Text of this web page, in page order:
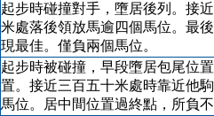
起步時碰撞對手，墮居後列。接
米處落後領放馬逾四個馬位。最
現最佳。僅負兩個馬位。
起步時被碰撞，早段墮居包尾位
置。接近三百五十米處時靠近他
馬位。居中間位置過終點，所負不